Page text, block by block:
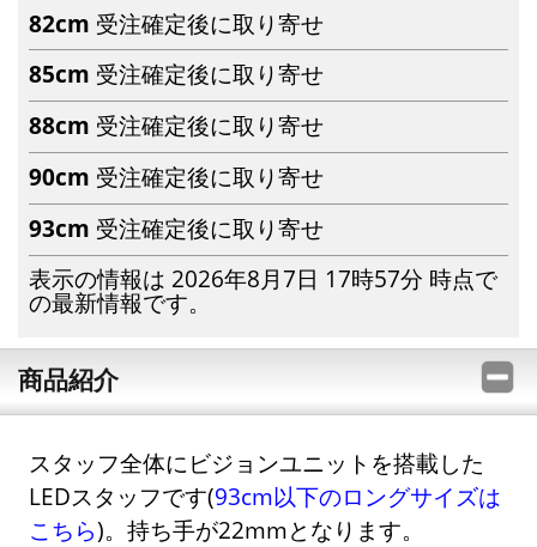
82cm 受注確定後に取り寄せ
85cm 受注確定後に取り寄せ
88cm 受注確定後に取り寄せ
90cm 受注確定後に取り寄せ
93cm 受注確定後に取り寄せ
表示の情報は 2026年8月7日 17時57分 時点で
の最新情報です。
商品紹介
スタッフ全体にビジョンユニットを搭載した
LEDスタッフです(93cm以下のロングサイズは
こちら)。持ち手が22mmとなります。